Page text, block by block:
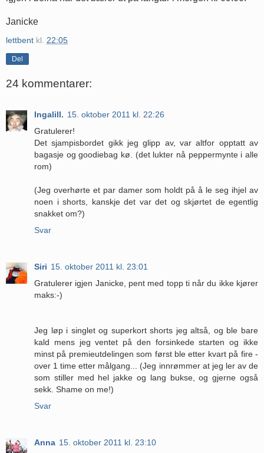
Janicke
lettbent kl. 22:05
Del
24 kommentarer:
Ingalill. 15. oktober 2011 kl. 22:26
Gratulerer!
Det sjampisbordet gikk jeg glipp av, var altfor opptatt av
bagasje og goodiebag kø. (det lukter nå peppermynte i alle
rom)
(Jeg overhørte et par damer som holdt på å le seg ihjel av
noen i shorts, kanskje det var det og skjørtet de egentlig
snakket om?)
Svar
Siri 15. oktober 2011 kl. 23:01
Gratulerer igjen Janicke, pent med topp ti når du ikke kjører
maks:-)
Jeg løp i singlet og superkort shorts jeg altså, og ble bare
kald mens jeg ventet på den forsinkede starten og ikke
minst på premieutdelingen som først ble etter kvart på fire -
over 1 time etter målgang... (Jeg innrømmer at jeg ler av de
som stiller med hel jakke og lang bukse, og gjerne også
sekk. Shame on me!)
Svar
Anna 15. oktober 2011 kl. 23:10